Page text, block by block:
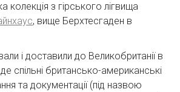
колекція з гірського лігвища
, вище Берхтесгаден в
і доставили до Великобританії в
спільні британсько-американські
та документації (під назвою